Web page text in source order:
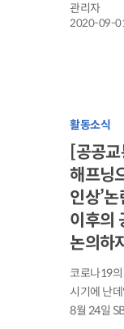
관리자
2020-09-
활동소식
[공공
해프닝
인상’
이후의
논의하
코로나19
시기에 난
8월 24일